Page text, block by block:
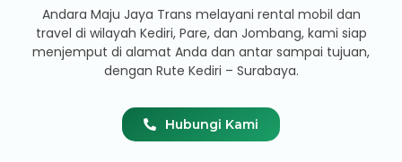
Andara Maju Jaya Trans melayani rental mobil dan
travel di wilayah Kediri, Pare, dan Jombang, kami siap
menjemput di alamat Anda dan antar sampai tujuan,
dengan Rute Kediri – Surabaya.
Hubungi Kami